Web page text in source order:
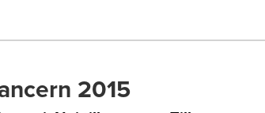
2015